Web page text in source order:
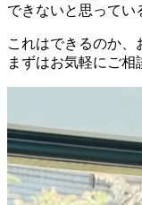
できないと思ってい
これはできるのか、
まずはお気軽にご相